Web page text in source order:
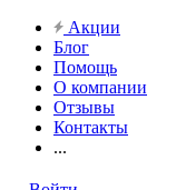
Акции
Блог
Помощь
О компании
Отзывы
Контакты
...